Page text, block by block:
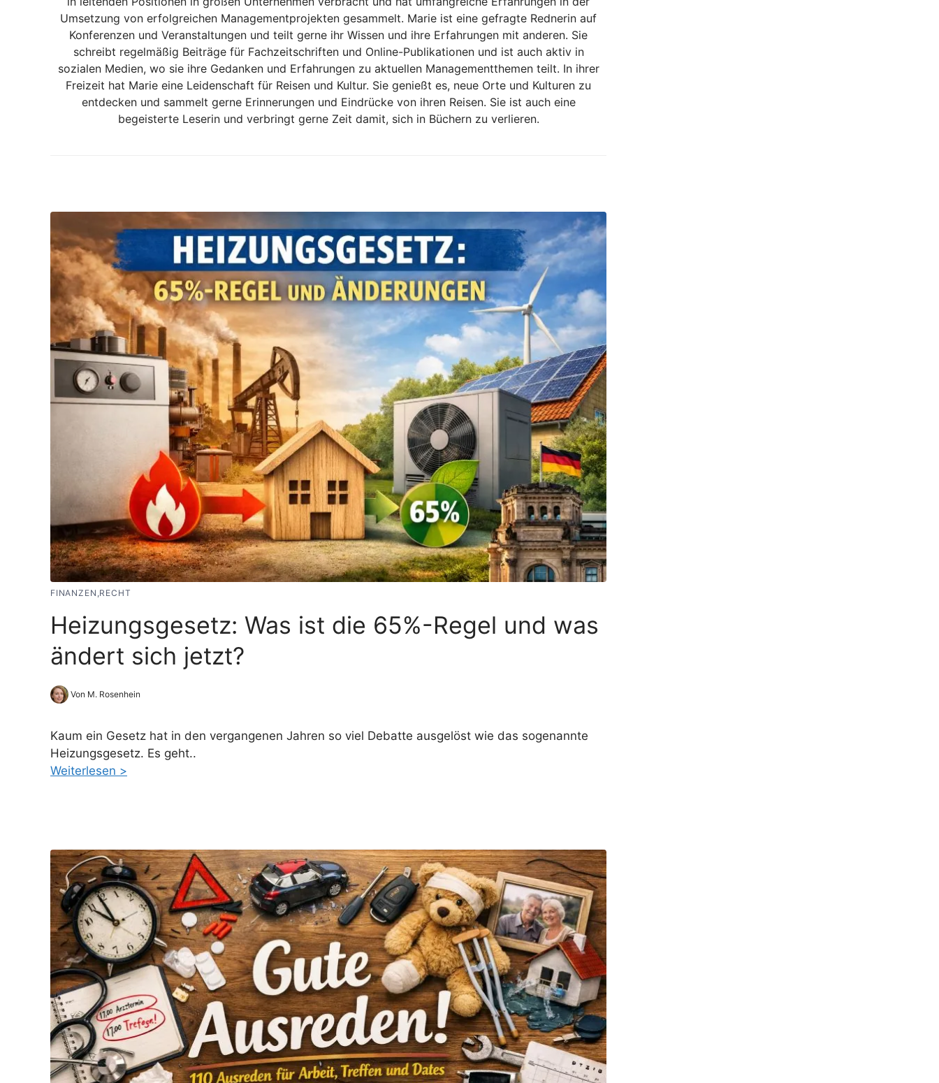
Umsetzung von erfolgreichen Managementprojekten gesammelt. Marie ist eine gefragte Rednerin auf
Konferenzen und Veranstaltungen und teilt gerne ihr Wissen und ihre Erfahrungen mit anderen. Sie
schreibt regelmäßig Beiträge für Fachzeitschriften und Online-Publikationen und ist auch aktiv in
sozialen Medien, wo sie ihre Gedanken und Erfahrungen zu aktuellen Managementthemen teilt. In ihrer
Freizeit hat Marie eine Leidenschaft für Reisen und Kultur. Sie genießt es, neue Orte und Kulturen zu
entdecken und sammelt gerne Erinnerungen und Eindrücke von ihren Reisen. Sie ist auch eine
begeisterte Leserin und verbringt gerne Zeit damit, sich in Büchern zu verlieren.
FINANZEN,RECHT
Heizungsgesetz: Was ist die 65%-Regel und was
ändert sich jetzt?
Von M. Rosenhein
Kaum ein Gesetz hat in den vergangenen Jahren so viel Debatte ausgelöst wie das sogenannte
Heizungsgesetz. Es geht
Weiterlesen >